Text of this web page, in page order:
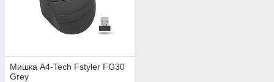
Мишка A4-Tech Fstyler FG30
Grey